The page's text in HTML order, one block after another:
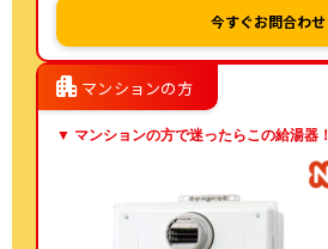
今すぐお問合わせ
apartment マンションの方
▼ マンションの方で迷ったらこの給湯器！